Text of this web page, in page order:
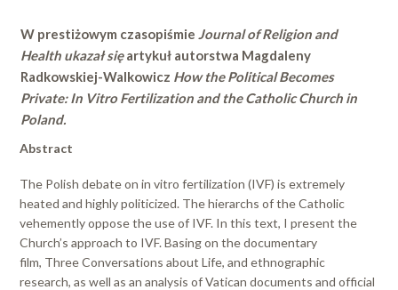
W prestiżowym czasopiśmie Journal of Religion and
Health ukazał sięartykuł autorstwa Magdaleny
Radkowskiej-Walkowicz How the Political Becomes
Private: In Vitro Fertilization and the Catholic Church in
Poland.
Abstract
The Polish debate on in vitro fertilization (IVF) is extremely
heated and highly politicized. The hierarchs of the Catholic
vehemently oppose the use of IVF. In this text, I present the
Church’s approach to IVF. Basing on the documentary
film, Three Conversations about Life, and ethnographic
research, as well as an analysis of Vatican documents and official